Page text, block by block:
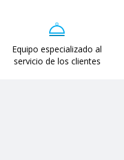
Equipo especializado al
servicio de los clientes